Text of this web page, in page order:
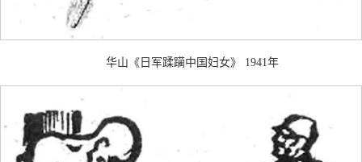
华山《日军蹂躏中国妇女》 1941年